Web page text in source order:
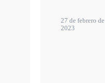
27 de febrero de
2023